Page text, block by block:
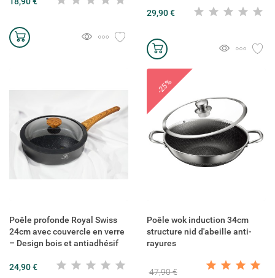
29,90 €
Poêle profonde Royal Swiss
24cm avec couvercle en verre
– Design bois et antiadhésif
24,90 €
-25%
Poêle wok induction 34cm
structure nid d'abeille anti-
rayures
47,90 €
add_circle_outlineCréer une nouvelle liste
Créer une liste d'envies
Créer une liste d'envies Annuler
Connexion
Annuler